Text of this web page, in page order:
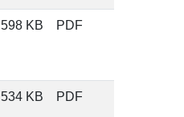
598 KB PDF
534 KB PDF